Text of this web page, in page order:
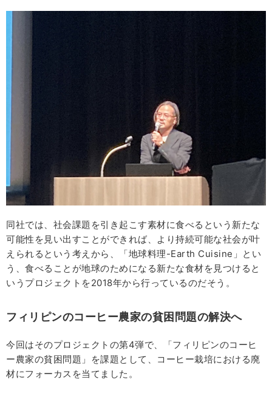
同社では、社会課題を引き起こす素材に食べるという新たな
可能性を見い出すことができれば、より持続可能な社会が叶
えられるという考えから、「地球料理-Earth Cuisine」とい
う、食べることが地球のためになる新たな食材を見つけると
いうプロジェクトを2018年から行っているのだそう。
フィリピンのコーヒー農家の貧困問題の解決へ
今回はそのプロジェクトの第4弾で、「フィリピンのコーヒ
ー農家の貧困問題」を課題として、コーヒー栽培における廃
材にフォーカスを当てました。